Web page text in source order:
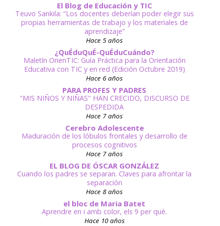
El Blog de Educación y TIC
Teuvo Sankila: “Los docentes deberían poder elegir sus
propias herramientas de trabajo y los materiales de
aprendizaje”
Hace 5 años
¿QuÉduQuÉ-QuÉduCuándo?
Maletín OrienTIC: Guía Práctica para la Orientación
Educativa con TIC y en red (Edición Octubre 2019)
Hace 6 años
PARA PROFES Y PADRES
"MIS NIÑOS Y NIÑAS" HAN CRECIDO, DISCURSO DE
DESPEDIDA
Hace 7 años
Cerebro Adolescente
Maduración de los lóbulos frontales y desarrollo de
procesos cognitivos
Hace 7 años
EL BLOG DE ÓSCAR GONZÁLEZ
Cuando los padres se separan. Claves para afrontar la
separación
Hace 8 años
el bloc de Maria Batet
Aprendre en i amb color, els 9 per què.
Hace 10 años